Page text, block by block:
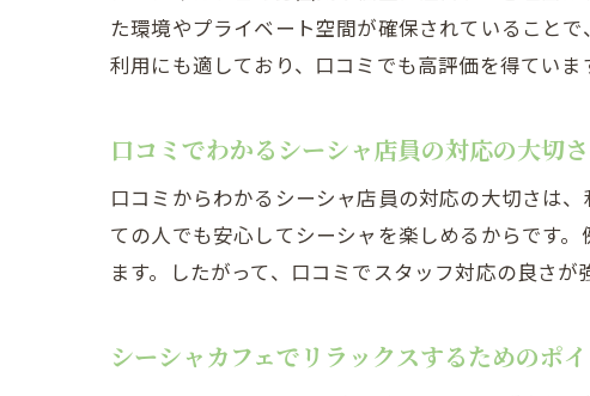
た環境やプライベート空間が確保されていること
利用にも適しており、口コミでも高評価を得てい
口コミでわかるシーシャ店員の対応の大切さ
口コミからわかるシーシャ店員の対応の大切さは
ての人でも安心してシーシャを楽しめるからです
ます。したがって、口コミでスタッフ対応の良さが
シーシャカフェでリラックスするためのポ